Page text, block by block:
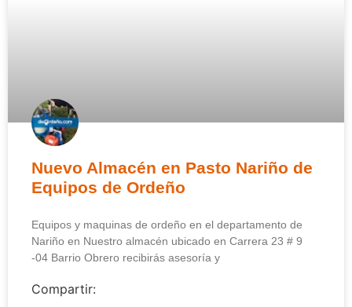
Nuevo Almacén en Pasto Nariño de
Equipos de Ordeño
Equipos y maquinas de ordeño en el departamento de
Nariño en Nuestro almacén ubicado en Carrera 23 # 9
-04 Barrio Obrero recibirás asesoría y
Compartir: